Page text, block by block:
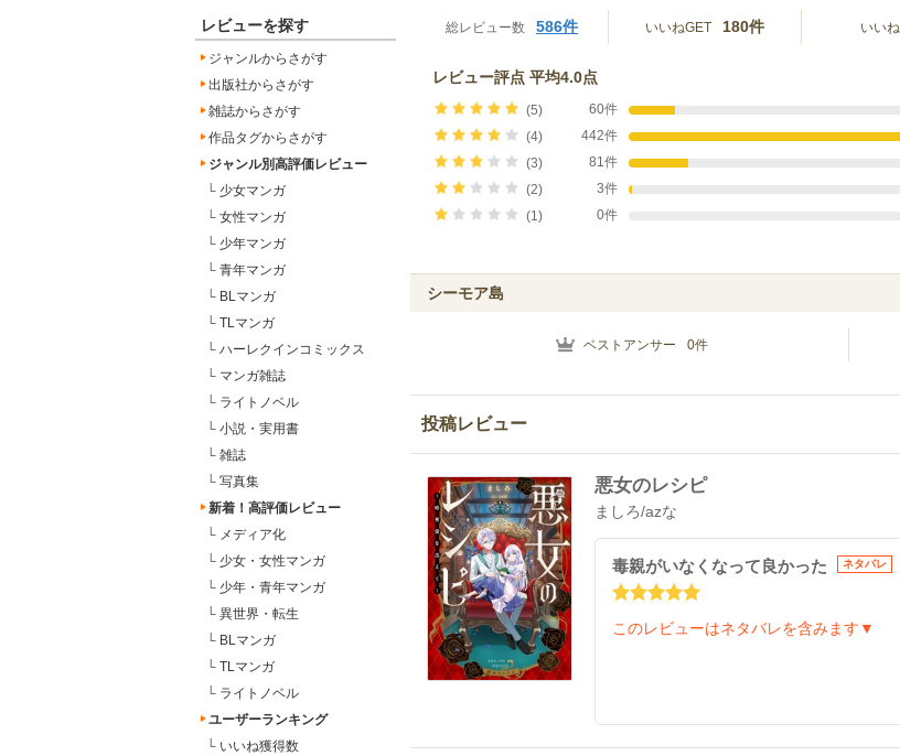
レビューを探す
ジャンルからさがす
出版社からさがす
雑誌からさがす
作品タグからさがす
ジャンル別高評価レビュー
└ 少女マンガ
└ 女性マンガ
└ 少年マンガ
└ 青年マンガ
└ BLマンガ
└ TLマンガ
└ ハーレクインコミックス
└ マンガ雑誌
└ ライトノベル
└ 小説・実用書
└ 雑誌
└ 写真集
新着！高評価レビュー
└ メディア化
└ 少女・女性マンガ
└ 少年・青年マンガ
└ 異世界・転生
└ BLマンガ
└ TLマンガ
└ ライトノベル
ユーザーランキング
└ いいね獲得数
総レビュー数 586件 いいねGET 180件 いいね
レビュー評点 平均4.0点
(5)
60件
(4)
442件
(3)
81件
(2)
3件
(1)
0件
シーモア島
ベストアンサー 0件
投稿レビュー
悪女のレシピ
ましろ/azな
毒親がいなくなって良かった ネタバレ
このレビューはネタバレを含みます▼